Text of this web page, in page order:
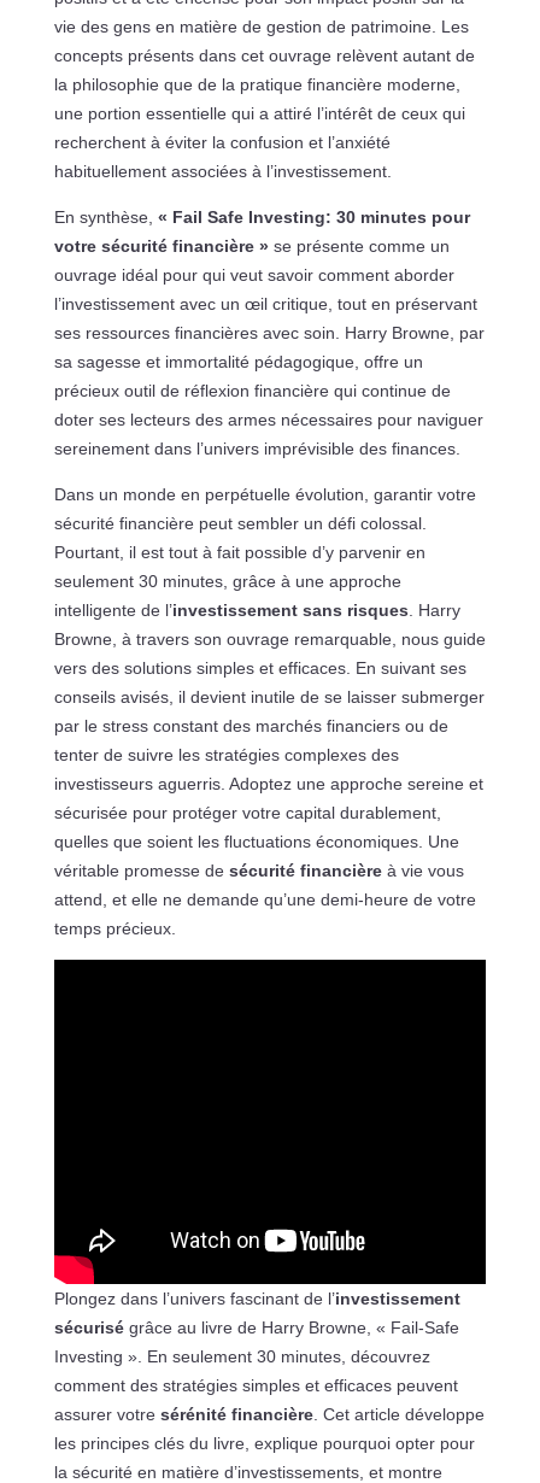
vie des gens en matière de gestion de patrimoine. Les
concepts présents dans cet ouvrage relèvent autant de
la philosophie que de la pratique financière moderne,
une portion essentielle qui a attiré l’intérêt de ceux qui
recherchent à éviter la confusion et l’anxiété
habituellement associées à l’investissement.
En synthèse, « Fail Safe Investing: 30 minutes pour
votre sécurité financière »se présente comme un
ouvrage idéal pour qui veut savoir comment aborder
l’investissement avec un œil critique, tout en préservant
ses ressources financières avec soin. Harry Browne, par
sa sagesse et immortalité pédagogique, offre un
précieux outil de réflexion financière qui continue de
doter ses lecteurs des armes nécessaires pour naviguer
sereinement dans l’univers imprévisible des finances.
Dans un monde en perpétuelle évolution, garantir votre
sécurité financière peut sembler un défi colossal.
Pourtant, il est tout à fait possible d’y parvenir en
seulement 30 minutes, grâce à une approche
intelligente de l’investissement sans risques . Harry
Browne, à travers son ouvrage remarquable, nous guide
vers des solutions simples et efficaces. En suivant ses
conseils avisés, il devient inutile de se laisser submerger
par le stress constant des marchés financiers ou de
tenter de suivre les stratégies complexes des
investisseurs aguerris. Adoptez une approche sereine et
sécurisée pour protéger votre capital durablement,
quelles que soient les fluctuations économiques. Une
véritable promesse de sécurité financièreà vie vous
attend, et elle ne demande qu’une demi-heure de votre
temps précieux.
Plongez dans l’univers fascinant de l’investissement
sécuriségrâce au livre de Harry Browne, « Fail-Safe
Investing ». En seulement 30 minutes, découvrez
comment des stratégies simples et efficaces peuvent
assurer votre sérénité financière. Cet article développe
les principes clés du livre, explique pourquoi opter pour
la sécurité en matière d’investissements, et montre